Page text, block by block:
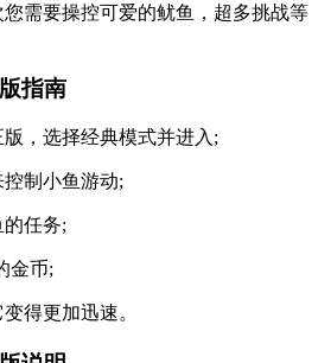
需要操控可爱的鱿鱼，超多挑战等
指南
，选择经典模式并进入;
制小鱼游动;
任务;
金币;
得更加迅速。